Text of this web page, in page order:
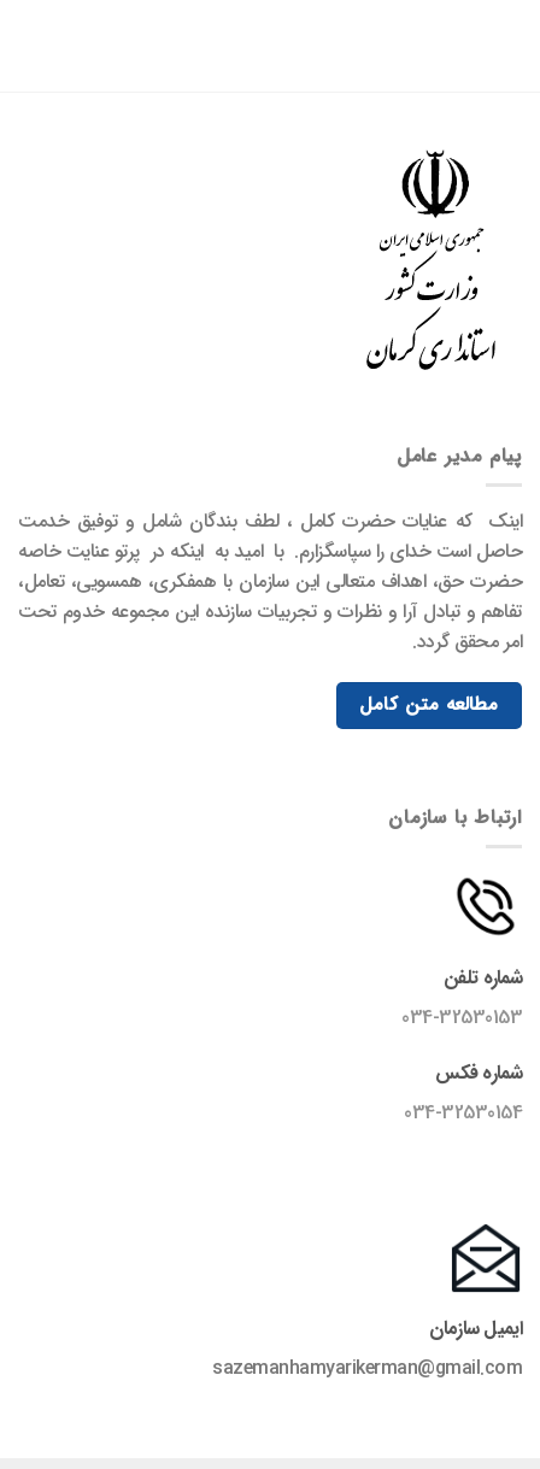
پیام مدیر عامل
اینک که عنایات حضرت کامل ، لطف بندگان شامل و توفیق خدمت
حاصل است خدای را سپاسگزارم. با امید به اینکه در پرتو عنایت خاصه
حضرت حق، اهداف متعالی این سازمان با همفکری، همسویی، تعامل،
تفاهم و تبادل آرا و نظرات و تجربیات سازنده این مجموعه خدوم تحت
امر محقق گردد.
مطالعه متن کامل
ارتباط با سازمان
شماره تلفن
034-32530153
شماره فکس
034-32530154
ایمیل سازمان
sazemanhamyarikerman@gmail.com